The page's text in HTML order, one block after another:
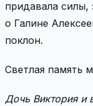
придавала силы,
о Галине
поклон.
Светлая память
Дочь Виктория и